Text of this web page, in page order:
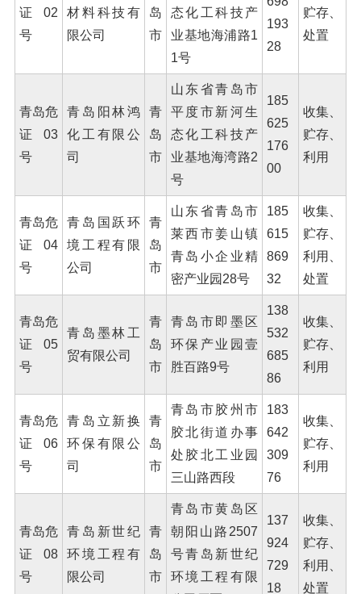
证02
号
材料科技有
限公司
岛
市
态化工科技产
业基地海浦路1
1号
193
28
贮存、
处置
青岛危
证03
号
青岛阳林鸿
化工有限公
司
青
岛
市
山东省青岛市
平度市新河生
态化工科技产
业基地海湾路2
号
185
625
176
00
收集、
贮存、
利用
青岛危
证04
号
青岛国跃环
境工程有限
公司
青
岛
市
山东省青岛市
莱西市姜山镇
青岛小企业精
密产业园28号
185
615
869
32
收集、
贮存、
利用、
处置
青岛危
证05
号
青岛墨林工
贸有限公司
青
岛
市
青岛市即墨区
环保产业园壹
胜百路9号
138
532
685
86
收集、
贮存、
利用
青岛危
证06
号
青岛立新换
环保有限公
司
青
岛
市
青岛市胶州市
胶北街道办事
处胶北工业园
三山路西段
183
642
309
76
收集、
贮存、
利用
青岛危
证08
号
青岛新世纪
环境工程有
限公司
青
岛
市
青岛市黄岛区
朝阳山路2507
号青岛新世纪
环境工程有限
137
924
729
18
收集、
贮存、
利用、
处置